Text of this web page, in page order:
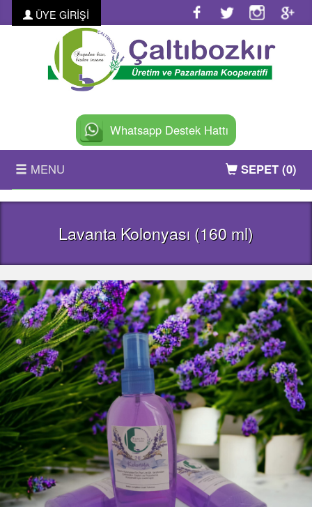
ÜYE GİRİŞİ
Whatsapp Destek Hattı
MENU SEPET(0)
ANASAYFA
KURUMSAL
ÜRÜNLER
FOTO GALERİ
HABERLER
İLETİŞİM
SEPET(0)
GİRİŞ / KAYIT